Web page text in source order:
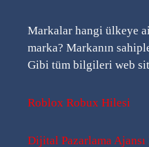
Markalar hangi ülkeye
marka? Markanın
Gibi tüm bilgileri web
Roblox Robux Hilesi
Dijital Pazarlama Ajansı